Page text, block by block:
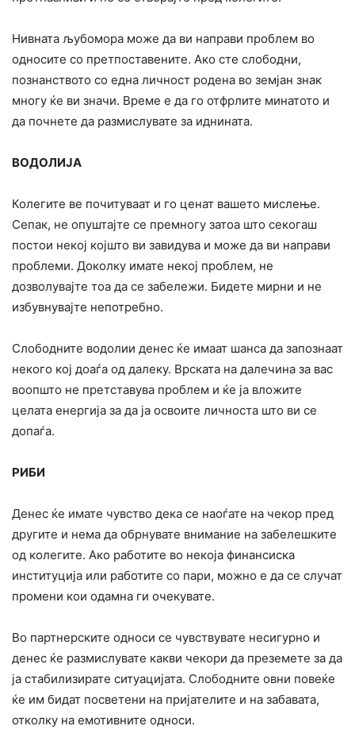
Нивната љубомора може да ви направи проблем во
односите со претпоставените. Ако сте слободни,
познанството со една личност родена во земјан знак
многу ќе ви значи. Време е да го отфрлите минатото и
да почнете да размислувате за иднината.
ВОДОЛИЈА
Колегите ве почитуваат и го ценат вашето мислење.
Сепак, не опуштајте се премногу затоа што секогаш
постои некој којшто ви завидува и може да ви направи
проблеми. Доколку имате некој проблем, не
дозволувајте тоа да се забележи. Бидете мирни и не
избувнувајте непотребно.
Слободните водолии денес ќе имаат шанса да запознаат
некого кој доаѓа од далеку. Врската на далечина за вас
воопшто не претставува проблем и ќе ја вложите
целата енергија за да ја освоите личноста што ви се
допаѓа.
РИБИ
Денес ќе имате чувство дека се наоѓате на чекор пред
другите и нема да обрнувате внимание на забелешките
од колегите. Ако работите во некоја финансиска
институција или работите со пари, можно е да се случат
промени кои одамна ги очекувате.
Во партнерските односи се чувствувате несигурно и
денес ќе размислувате какви чекори да преземете за да
ја стабилизирате ситуацијата. Слободните овни повеќе
ќе им бидат посветени на пријателите и на забавата,
отколку на емотивните односи.